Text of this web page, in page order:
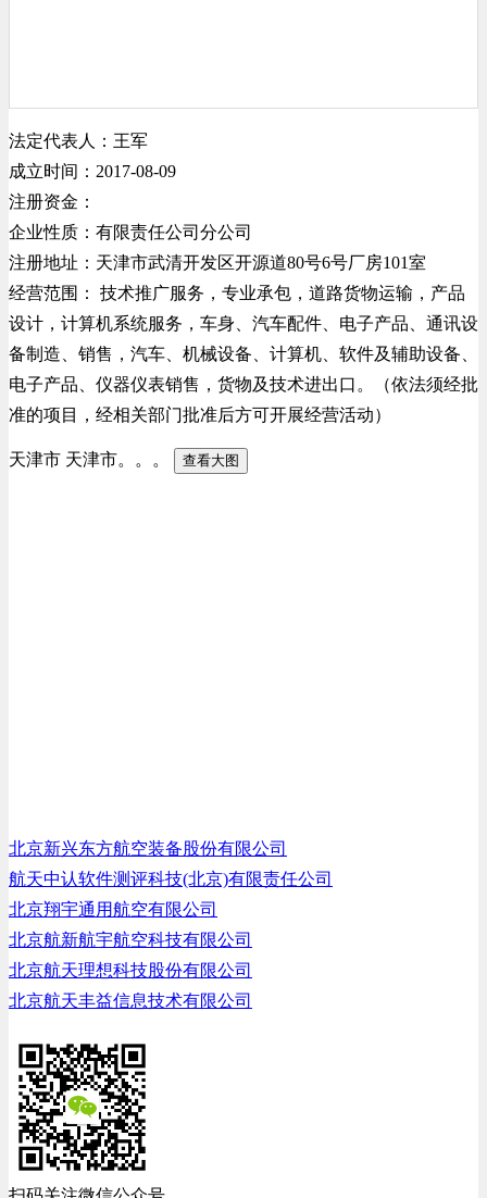
法定代表人：王军
成立时间：2017-08-09
注册资金：
企业性质：有限责任公司分公司
注册地址：天津市武清开发区开源道80号6号厂房101室
经营范围： 技术推广服务，专业承包，道路货物运输，产品
设计，计算机系统服务，车身、汽车配件、电子产品、通讯设
备制造、销售，汽车、机械设备、计算机、软件及辅助设备、
电子产品、仪器仪表销售，货物及技术进出口。（依法须经批
准的项目，经相关部门批准后方可开展经营活动）
天津市 天津市。。。 查看大图
北京新兴东方航空装备股份有限公司
航天中认软件测评科技(北京)有限责任公司
北京翔宇通用航空有限公司
北京航新航宇航空科技有限公司
北京航天理想科技股份有限公司
北京航天丰益信息技术有限公司